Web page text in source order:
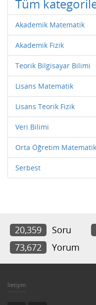
Tüm
Akademik Matematik
Akademik Fizik
Teorik Bilgisayar Bilimi
Lisans Matematik
Lisans Teorik Fizik
Veri Bilimi
Orta Öğretim Matematik
Serbest
20,359 Soru
73,672
Yorum
İletişim